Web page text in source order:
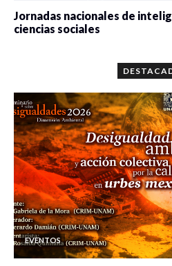
reflexión
temática
Alternativa para
Disminuir la
Desigualdad en
Jornadas nacionales de
ciencias sociales
EVENTOS